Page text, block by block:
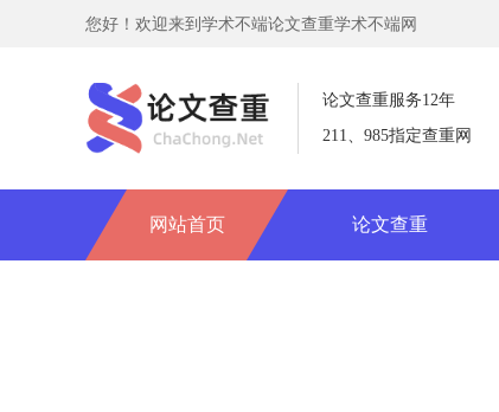
您好！欢迎来到学术不端论文查重学术不端网
网站首页 论文查重
论文查重服务12年
211、985指定查重网